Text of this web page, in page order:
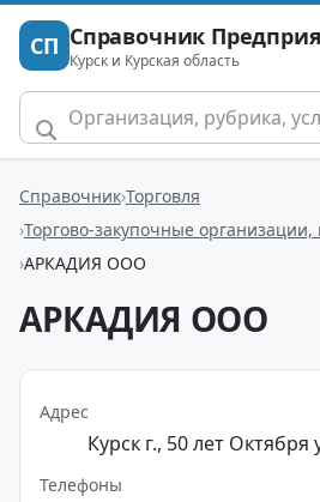
СП Справочник
Курск и Курская область
Справочник Торговля
Торгово-закупочные
АРКАДИЯ ООО
АРКАДИЯ ООО
Адрес
Курск г., 50 лет Октября
Телефоны